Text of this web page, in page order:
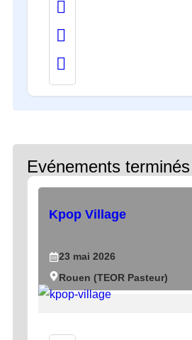
Evénements terminés
Kpop Village
23 mai 2026
Rouen (TEOR Pasteur)